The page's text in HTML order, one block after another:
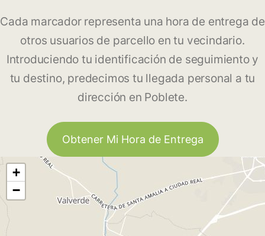
Cada marcador representa una hora de entrega de
otros usuarios de parcello en tu vecindario.
Introduciendo tu identificación de seguimiento y
tu destino, predecimos tu llegada personal a tu
dirección en Poblete.
Obtener Mi Hora de Entrega
+
−